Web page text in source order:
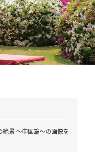
絶景 ～中国篇～の画像を